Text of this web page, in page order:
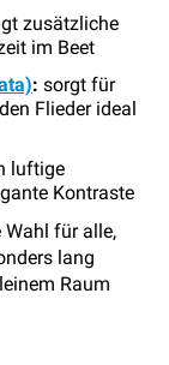
zusätzliche
im Beet
: sorgt für
Flieder ideal
luftige
Kontraste
Wahl für alle,
lang
Raum